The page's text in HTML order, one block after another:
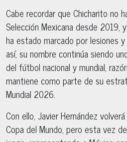
Cabe recordar que Chicharito no
Selección Mexicana desde 2019,
ha estado marcado por lesiones
así, su nombre continúa siendo
del fútbol nacional y mundial,
mantiene como parte de su
Mundial 2026.
Con ello, Javier Hernández
Copa del Mundo, pero esta vez